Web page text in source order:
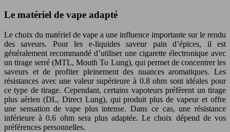
Le matériel de vape adapté
Le choix du matériel de vape a une influence importante sur le rendu
des saveurs. Pour les e-liquides saveur pain d’épices, il est
généralement recommandé d’utiliser une cigarette électronique avec
un tirage serré (MTL, Mouth To Lung), qui permet de concentrer les
saveurs et de profiter pleinement des nuances aromatiques. Les
résistances avec une valeur supérieure à 0.8 ohm sont idéales pour
ce type de tirage. Cependant, certains vapoteurs préfèrent un tirage
plus aérien (DL, Direct Lung), qui produit plus de vapeur et offre
une sensation de vape plus intense. Dans ce cas, une résistance
inférieure à 0.6 ohm sera plus adaptée. Le choix dépend de vos
préférences personnelles.